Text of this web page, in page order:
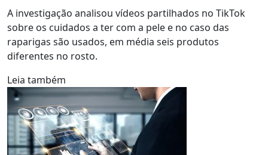
A investigação analisou vídeos partilhados no TikTok
sobre os cuidados a ter com a pele e no caso das
raparigas são usados, em média seis produtos
diferentes no rosto.
Leia também